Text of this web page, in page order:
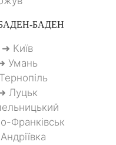
БАДЕН
Київ
Умань
Луцьк
Франківськ